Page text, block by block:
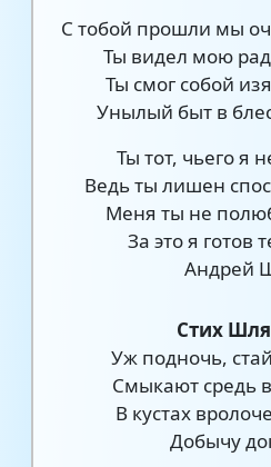
С тобой прошли мы
Ты видел мою
Ты смог собой
Унылый быт в
Ты тот, чьего я
Ведь ты лишен
Меня ты не
За это я готов
Андрей
Стих
Уж подночь,
Смыкают средь
В кустах
Добычу